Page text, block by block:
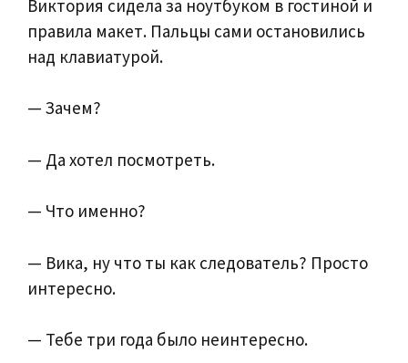
Виктория сидела за ноутбуком в гостиной и
правила макет. Пальцы сами остановились
над клавиатурой.
— Зачем?
— Да хотел посмотреть.
— Что именно?
— Вика, ну что ты как следователь? Просто
интересно.
— Тебе три года было неинтересно.